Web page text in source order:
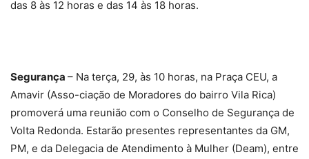
das 8 às 12 horas e das 14 às 18 horas.
Segurança – Na terça, 29, às 10 horas, na Praça CEU, a
Amavir (Asso-ciação de Moradores do bairro Vila Rica)
promoverá uma reunião com o Conselho de Segurança de
Volta Redonda. Estarão presentes representantes da GM,
PM, e da Delegacia de Atendimento à Mulher (Deam), entre